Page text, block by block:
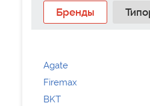
Бренды
Agate
Firemax
BKT